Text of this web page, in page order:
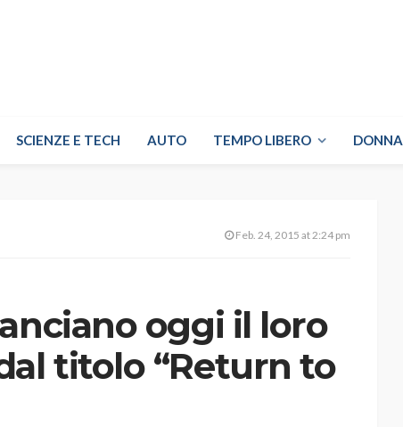
SCIENZE E TECH AUTO TEMPO LIBERO DONNA
Feb. 24, 2015 at 2:24 pm
oggi il loro
titolo “Return to